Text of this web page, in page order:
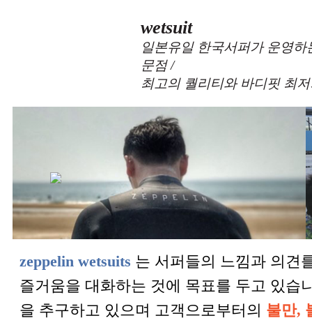
wetsuit
일본유일 한국서퍼가 운영
문점 /
최고의 퀄리티와 바디핏 최
zeppelin wetsuits 는 서퍼들의 느낌과 의견
즐거움을 대화하는 것에 목표를 두고 있
을 추구하고 있으며 고객으로부터의 불만,